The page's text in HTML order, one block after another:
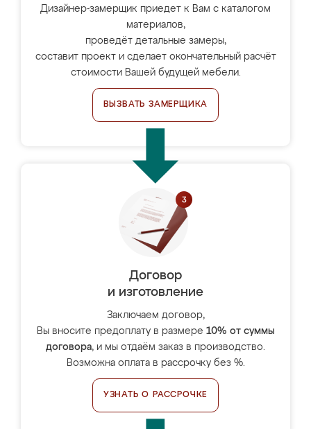
Дизайнер-замерщик приедет к Вам с каталогом
материалов,
проведёт детальные замеры,
составит проект и сделает окончательный расчёт
стоимости Вашей будущей мебели.
ВЫЗВАТЬ ЗАМЕРЩИКА
Договор
и изготовление
Заключаем договор,
Вы вносите предоплату в размере 10% от суммы
договора, и мы отдаём заказ в производство.
Возможна оплата в рассрочку без %.
УЗНАТЬ О РАССРОЧКЕ